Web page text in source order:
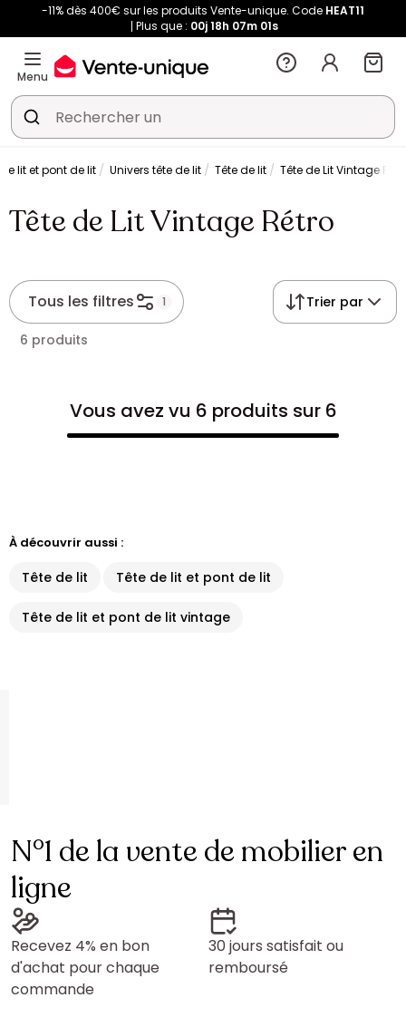
-11% dès 400€ sur les produits Vente-unique. Code HEAT11
Plus que : 00j18h 07m 01s
Menu
lit et pont de lit Univers tête de lit Tête de lit Tête de Lit Vintage
Tête de Lit Vintage Rétro
Tous les filtres 1 Trier par
6 produits
Vous avez vu 6 produits sur 6
À découvrir aussi :
Tête de lit Tête de lit et pont de lit
Tête de lit et pont de lit vintage
N°1 de la vente de mobilier en
ligne
Recevez 4% en bon
d'achat pour chaque
commande
30 jours satisfait ou
remboursé